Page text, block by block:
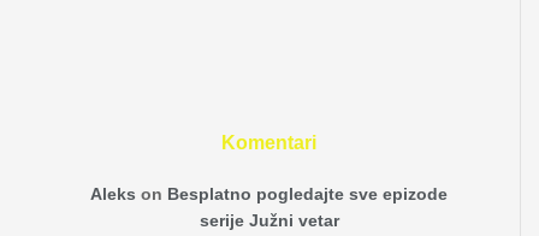
Komentari
Aleks on Besplatno pogledajte sve epizode
serije Južni vetar